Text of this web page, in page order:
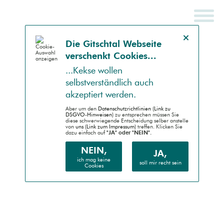
SCHNELLSUCHE
ENDGERÄT
Handheld (PDA)
Barrierefrei (AA)
Die Gitsch­tal Web­seite
ver­schenkt Coo­kies...
...Kek­se wollen
selbst­ver­ständlich auch
akzep­tiert werden.
Aber um den Daten­schutz­richtlinien (Link zu
DSGVO-Hinweisen) zu entsprechen müssen Sie
diese schwer­wiegende Entscheidung selber anstelle
von uns (Link zum Impressum) treffen. Klicken Sie
dazu einfach auf"JA" oder "NEIN".
NEIN,
ich mag keine
Cookies
JA,
soll mir recht sein